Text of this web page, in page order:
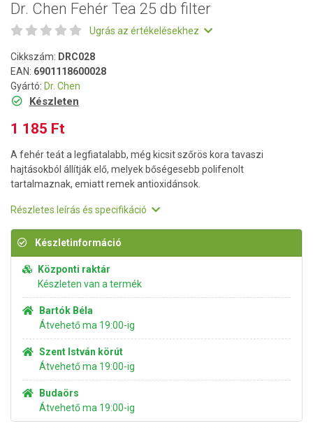
Dr. Chen Fehér Tea 25 db filter
Ugrás az értékelésekhez
Cikkszám: DRC028
EAN: 6901118600028
Gyártó: Dr. Chen
Készleten
1 185 Ft
A fehér teát a legfiatalabb, még kicsit szőrös kora tavaszi
hajtásokból állítják elő, melyek bőségesebb polifenolt
tartalmaznak, emiatt remek antioxidánsok.
Részletes leírás és specifikáció
Készletinformáció
Központi raktár
Készleten van a termék
Bartók Béla
Átvehető ma 19:00-ig
Szent István körút
Átvehető ma 19:00-ig
Budaörs
Átvehető ma 19:00-ig